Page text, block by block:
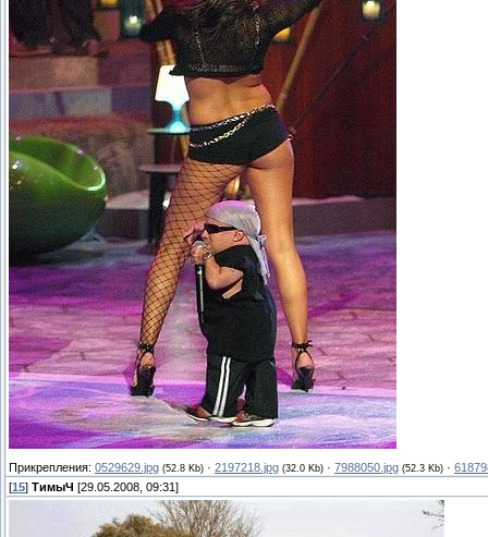
Прикрепления: 0529629.jpg (52.8 Kb) · 2197218.jpg (32.0 Kb) · 7988050.jpg (52.3 Kb) ·
[15] ТимыЧ [29.05.2008, 09:31]